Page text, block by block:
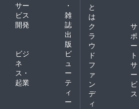
サー
ビス
開発
・
雑
誌
出
版
ビジ
ネ
ス・
起業
ビ
ュ
ー
テ
ィ
ー
と
は
ク
ラ
ウ
ド
フ
ァ
ン
デ
ィ
サ
ポ
ー
ト
サ
ー
ビ
ス